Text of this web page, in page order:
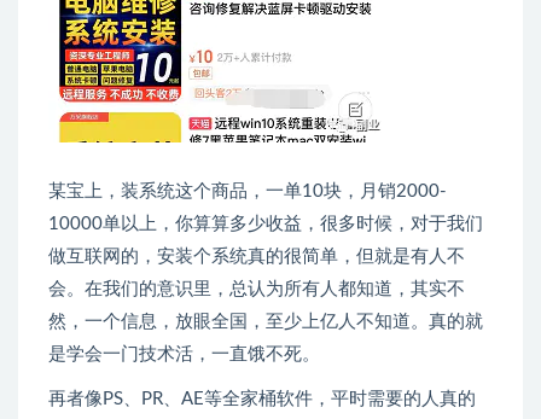
某宝上，装系统这个商品，一单10块，月销2000-
10000单以上，你算算多少收益，很多时候，对于我们
做互联网的，安装个系统真的很简单，但就是有人不
会。在我们的意识里，总认为所有人都知道，其实不
然，一个信息，放眼全国，至少上亿人不知道。真的就
是学会一门技术活，一直饿不死。
再者像PS、PR、AE等全家桶软件，平时需要的人真的